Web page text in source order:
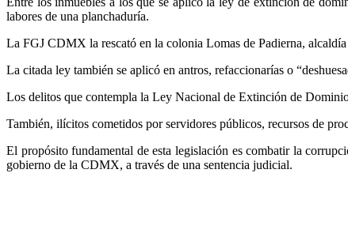
labores de una planchaduría.
La FGJ CDMX la rescató en la colonia Lomas de Padierna,
La citada ley también se aplicó en antros, refaccionarías o
Los delitos que contempla la Ley Nacional de Extinción de
También, ilícitos cometidos por servidores públicos, recursos de
El propósito fundamental de esta legislación es combatir la
gobierno de la CDMX, a través de una sentencia judicial.